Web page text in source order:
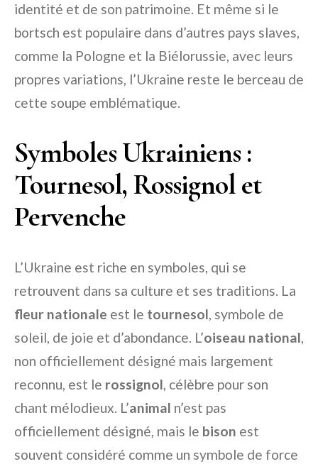
identité et de son patrimoine. Et même si le
bortsch est populaire dans d’autres pays slaves,
comme la Pologne et la Biélorussie, avec leurs
propres variations, l’Ukraine reste le berceau de
cette soupe emblématique.
Symboles Ukrainiens :
Tournesol, Rossignol et
Pervenche
L’Ukraine est riche en symboles, qui se
retrouvent dans sa culture et ses traditions. La
fleur nationale est le tournesol, symbole de
soleil, de joie et d’abondance. L’oiseau national,
non officiellement désigné mais largement
reconnu, est le rossignol, célèbre pour son
chant mélodieux. L’animal n’est pas
officiellement désigné, mais le bison est
souvent considéré comme un symbole de force